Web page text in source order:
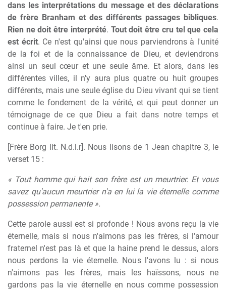
dans les interprétations du message et des déclarations
de frère Branham et des différents passages bibliques.
Rien ne doit être interprété. Tout doit être cru tel que cela
est écrit. Ce n'est qu'ainsi que nous parviendrons à l'unité
de la foi et de la connaissance de Dieu, et deviendrons
ainsi un seul cœur et une seule âme. Et alors, dans les
différentes villes, il n'y aura plus quatre ou huit groupes
différents, mais une seule église du Dieu vivant qui se tient
comme le fondement de la vérité, et qui peut donner un
témoignage de ce que Dieu a fait dans notre temps et
continue à faire. Je t'en prie.
[Frère Borg lit. N.d.l.r]. Nous lisons de 1 Jean chapitre 3, le
verset 15 :
« Tout homme qui hait son frère est un meurtrier. Et vous
savez qu'aucun meurtrier n'a en lui la vie éternelle comme
possession permanente ».
Cette parole aussi est si profonde ! Nous avons reçu la vie
éternelle, mais si nous n'aimons pas les frères, si l'amour
fraternel n'est pas là et que la haine prend le dessus, alors
nous perdons la vie éternelle. Nous l'avons lu : si nous
n'aimons pas les frères, mais les haïssons, nous ne
gardons pas la vie éternelle en nous comme possession